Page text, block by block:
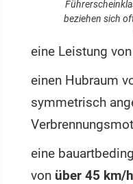
beziehen sich
eine Leistung von
einen Hubraum
symmetrisch
eine
von über 45 km/h